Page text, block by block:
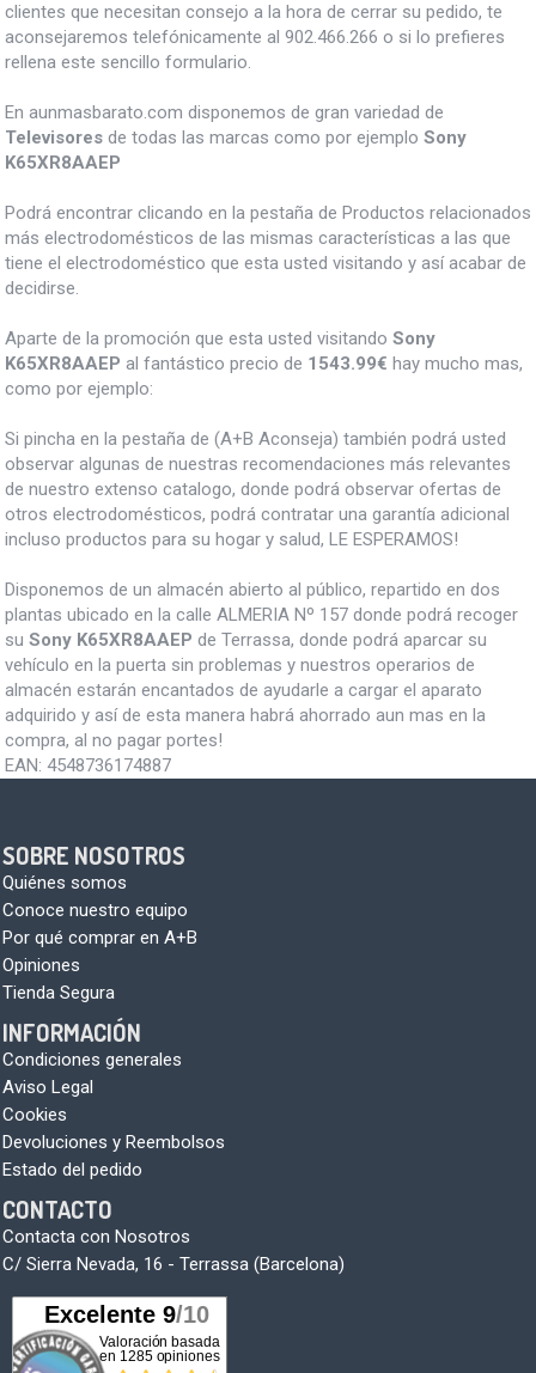
clientes que necesitan consejo a la hora de cerrar su pedido, te
aconsejaremos telefónicamente al 902.466.266 o si lo prefieres
rellena este sencillo formulario.
En aunmasbarato.com disponemos de gran variedad de
Televisores de todas las marcas como por ejemplo Sony
K65XR8AAEP
Podrá encontrar clicando en la pestaña de Productos relacionados
más electrodomésticos de las mismas características a las que
tiene el electrodoméstico que esta usted visitando y así acabar de
decidirse.
Aparte de la promoción que esta usted visitando Sony
K65XR8AAEP al fantástico precio de 1543.99€ hay mucho mas,
como por ejemplo:
Si pincha en la pestaña de (A+B Aconseja) también podrá usted
observar algunas de nuestras recomendaciones más relevantes
de nuestro extenso catalogo, donde podrá observar ofertas de
otros electrodomésticos, podrá contratar una garantía adicional
incluso productos para su hogar y salud, LE ESPERAMOS!
Disponemos de un almacén abierto al público, repartido en dos
plantas ubicado en la calle ALMERIA Nº 157 donde podrá recoger
su Sony K65XR8AAEP de Terrassa, donde podrá aparcar su
vehículo en la puerta sin problemas y nuestros operarios de
almacén estarán encantados de ayudarle a cargar el aparato
adquirido y así de esta manera habrá ahorrado aun mas en la
compra, al no pagar portes!
EAN: 4548736174887
SOBRE NOSOTROS
Quiénes somos
Conoce nuestro equipo
Por qué comprar en A+B
Opiniones
Tienda Segura
INFORMACIÓN
Condiciones generales
Aviso Legal
Cookies
Devoluciones y Reembolsos
Estado del pedido
CONTACTO
Contacta con Nosotros
C/ Sierra Nevada, 16 - Terrassa (Barcelona)